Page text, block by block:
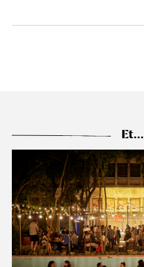
Et…